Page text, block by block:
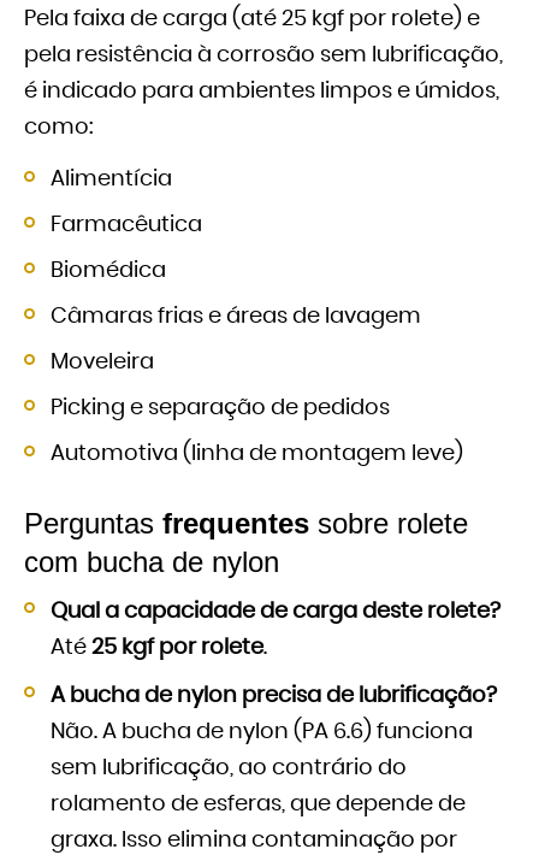
Pela faixa de carga (até 25 kgf por rolete) e
pela resistência à corrosão sem lubrificação,
é indicado para ambientes limpos e úmidos,
como:
Alimentícia
Farmacêutica
Biomédica
Câmaras frias e áreas de lavagem
Moveleira
Picking e separação de pedidos
Automotiva (linha de montagem leve)
Perguntas frequentes sobre rolete
com bucha de nylon
Qual a capacidade de carga deste rolete?
Até 25 kgf por rolete.
A bucha de nylon precisa de lubrificação?
Não. A bucha de nylon (PA 6.6) funciona
sem lubrificação, ao contrário do
rolamento de esferas, que depende de
graxa. Isso elimina contaminação por